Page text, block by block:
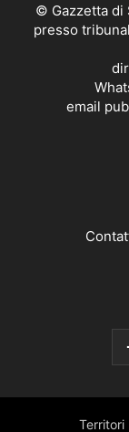
© Gazzetta di
presso
email
Territori